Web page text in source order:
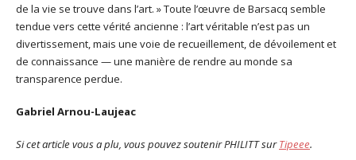
de la vie se trouve dans l’art. » Toute l’œuvre de Barsacq semble
tendue vers cette vérité ancienne : l’art véritable n’est pas un
divertissement, mais une voie de recueillement, de dévoilement et
de connaissance — une manière de rendre au monde sa
transparence perdue.
Gabriel Arnou-Laujeac
Si cet article vous a plu, vous pouvez soutenir PHILITT surTipeee.